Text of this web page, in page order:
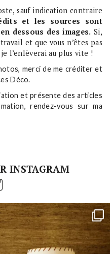
sauf indication contraire
et les sources sont
dessous des images. Si,
et que vous n’êtes pas
l’enlèverai au plus vite !
merci de me créditer et
Déco.
et présente des articles
rendez-vous sur ma
INSTAGRAM